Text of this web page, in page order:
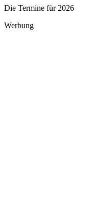
Die Termine für 2026
Werbung